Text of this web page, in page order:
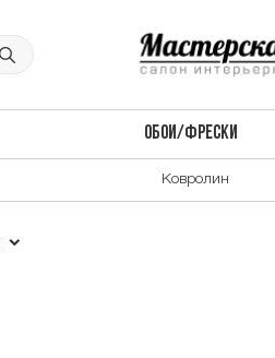
ОБОИ/ФРЕСКИ
Ковролин